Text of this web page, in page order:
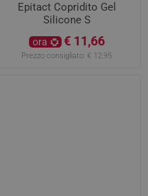
Epitact Copridito Gel
Silicone S
ora € 11,66
Prezzo consigliato: € 12,95